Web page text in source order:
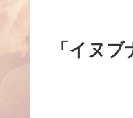
「イヌ